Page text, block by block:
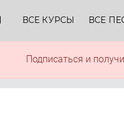
ВСЕ КУРСЫ ВСЕ
Подписаться и